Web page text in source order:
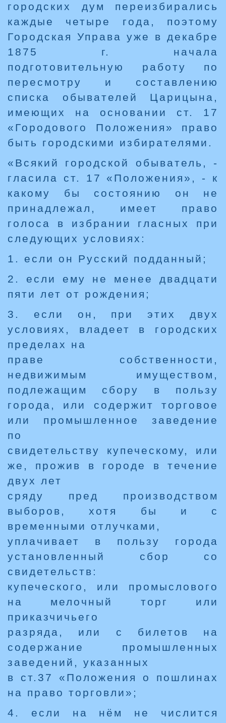
городских дум переизбирались
каждые четыре года, поэтому
Городская Управа уже в декабре
1875 г. начала
подготовительную работу по
пересмотру и составлению
списка обывателей Царицына,
имеющих на основании ст. 17
«Городового Положения» право
быть городскими избирателями.
«Всякий городской обыватель, -
гласила ст. 17 «Положения», - к
какому бы состоянию он не
принадлежал, имеет право
голоса в избрании гласных при
следующих условиях:
1. если он Русский подданный;
2. если ему не менее двадцати
пяти лет от рождения;
3. если он, при этих двух
условиях, владеет в городских
пределах на
праве собственности,
недвижимым имуществом,
подлежащим сбору в пользу
города, или содержит торговое
или промышленное заведение
по
свидетельству купеческому, или
же, прожив в городе в течение
двух лет
сряду пред производством
выборов, хотя бы и с
временными отлучками,
уплачивает в пользу города
установленный сбор со
свидетельств:
купеческого, или промыслового
на мелочный торг или
приказчичьего
разряда, или с билетов на
содержание промышленных
заведений, указанных
в ст.37 «Положения о пошлинах
на право торговли»;
4. если на нём не числится